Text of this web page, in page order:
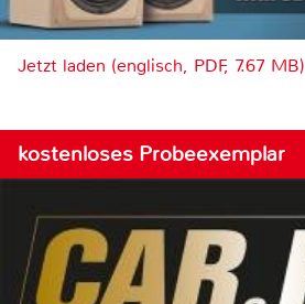
Jetzt laden (englisch, PDF, 7.67 MB)
kostenloses Probeexemplar